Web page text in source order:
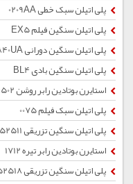
پلی اتیلن سبک خطی 0209AA
پلی اتیلن سنگین فیلم EX5
پلی اتیلن سنگین دورانی 3840UA
پلی اتیلن سنگین بادی BL4
استایرن بوتادین رابر روشن 1502
پلی اتیلن سبک فیلم 0075
پلی اتیلن سنگین تزریقی 52511
استایرن بوتادین رابر تیره 1712
پلی اتیلن سنگین تزریقی 52518